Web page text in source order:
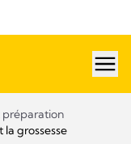
préparation
grossesse